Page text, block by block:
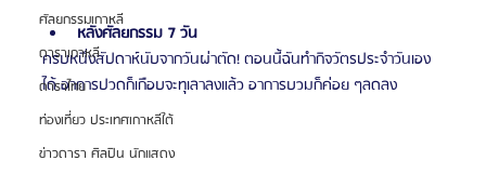
ศัลยกรรมเกาหลี
ดาราเกาหลี
ดาราไทย
ท่องเที่ยว ประเทศเกาหลีใต้
ข่าวดารา ศิลปิน นักแสดง
หลังศัลยกรรม 7 วัน
ครบหนึ่งสัปดาห์นับจากวันผ่าตัด! ตอนนี้ฉันทำกิจวัตรประจำวันเอง
ได้ อาการปวดก็เกือบจะทุเลาลงแล้ว อาการบวมก็ค่อย ๆลดลง